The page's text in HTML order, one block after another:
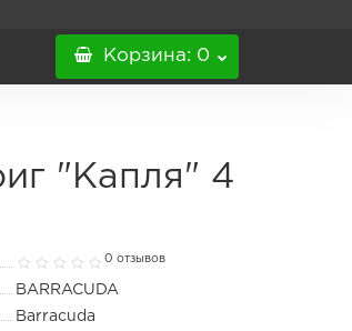
Корзина: 0
"Капля" 4
0 отзывов
BARRACUDA
Barracuda